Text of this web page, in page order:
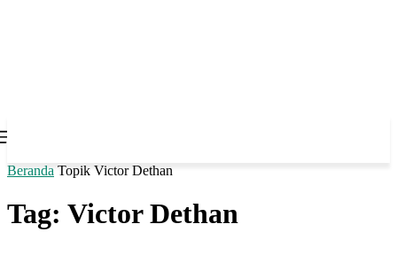
Beranda Topik Victor Dethan
Tag: Victor Dethan